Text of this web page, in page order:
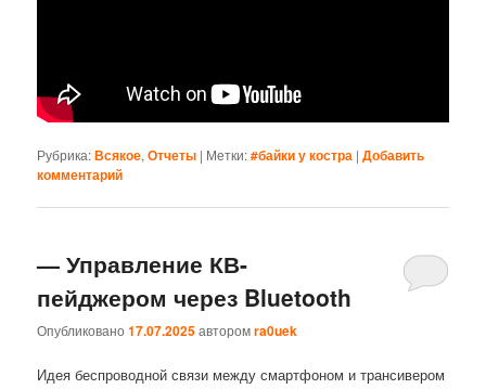
Рубрика:Всякое,Отчеты | Метки:#байки у костра |Добавить
комментарий
— Управление КВ-
пейджером через Bluetooth
Опубликовано17.07.2025авторомra0uek
Идея беспроводной связи между смартфоном и трансивером